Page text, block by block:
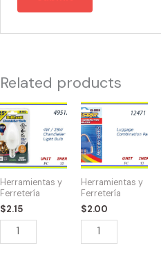
Related products
Herramientas y
Ferretería
$2.15
49512
-
BOMBILLA
CHANDLELIER
4W/25W
quantity
Herramientas y
Ferretería
$2.00
12471
-
CANDADO
DE
COMBINACION
quantity